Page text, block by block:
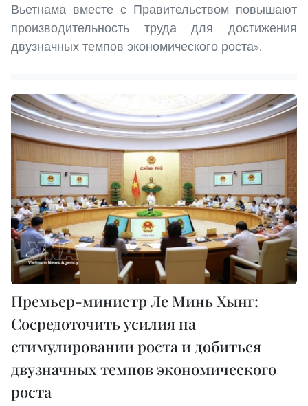
Вьетнама вместе с Правительством повышают
производительность труда для достижения
двузначных темпов экономического роста».
Премьер-министр Ле Минь Хынг:
Сосредоточить усилия на
стимулировании роста и добиться
двузначных темпов экономического
роста